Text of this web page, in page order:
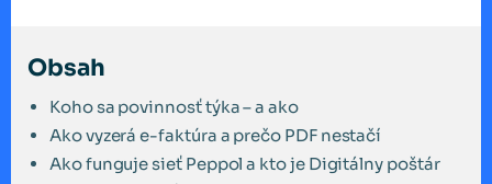
Obsah
Koho sa povinnosť týka – a ako
Ako vyzerá e-faktúra a prečo PDF nestačí
Ako funguje sieť Peppol a kto je Digitálny poštár